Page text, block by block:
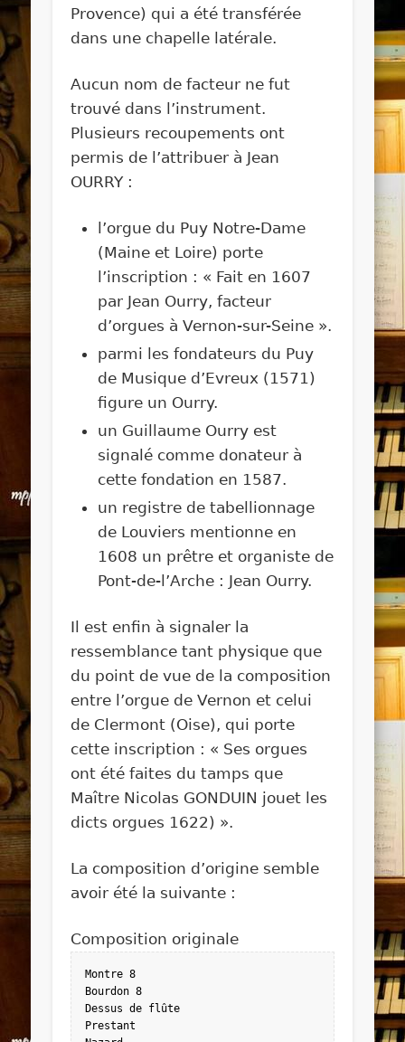
Provence) qui a été transférée
dans une chapelle latérale.
Aucun nom de facteur ne fut
trouvé dans l’instrument.
Plusieurs recoupements ont
permis de l’attribuer à Jean
OURRY :
l’orgue du Puy Notre-Dame
(Maine et Loire) porte
l’inscription : « Fait en 1607
par Jean Ourry, facteur
d’orgues à Vernon-sur-Seine ».
parmi les fondateurs du Puy
de Musique d’Evreux (1571)
figure un Ourry.
un Guillaume Ourry est
signalé comme donateur à
cette fondation en 1587.
un registre de tabellionnage
de Louviers mentionne en
1608 un prêtre et organiste de
Pont-de-l’Arche : Jean Ourry.
Il est enfin à signaler la
ressemblance tant physique que
du point de vue de la composition
entre l’orgue de Vernon et celui
de Clermont (Oise), qui porte
cette inscription : « Ses orgues
ont été faites du tamps que
Maître Nicolas GONDUIN jouet les
dicts orgues 1622) ».
La composition d’origine semble
avoir été la suivante :
Composition originale
Montre 8
Bourdon 8
Dessus de flûte
Prestant